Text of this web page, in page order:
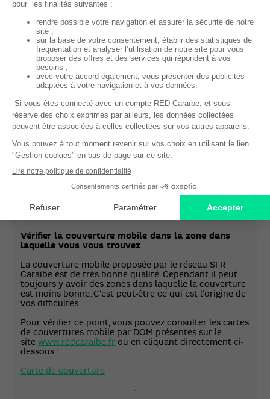
Ligne suspendu
Dans le cas ou votre prélèvement automatique aurait
été rejeté, il se peut que vous soyez limité en terme
d’accès à vos services mobile. Dans ce cas vous avez
du recevoir un SMS pour vous en informer.
Le cas échéant, rassurez-vous, vous pouvez régulariser
votre situation très rapidement 24h/24 et 7J/7, en
effectuant en paiement en ligne par carte bancaire
Directement depuis votre
Espace Client en ligne
Via l’application mobile RED Caraïbe Mon compte
rubrique Facture
Par téléphone en appelant le 333 depuis une ligne
RED Caraibe ou SFR Caraibe
BON A SAVOIR :une fois l’intégralité de l’impayé
réglé, les services mobiles sont réactivés dans les 4h
après la prise en compte du paiement.
Vérifier la couverture mobile dans la zone dans
laquelle vous vous trouvez
La couverture mobile proposée par le réseau SFR
Caraïbe est de très bonne qualité. Cependant il peut
toujours y avoir des zones dans laquelle la couverture
est moins bonne. C’est peut-être ce qui est l’origine de
vos difficultés.
Pour vérifier ce point, vous pouvez consulter les cartes
de couvertures mobile par DOM présentes sur le
sitewww.redcaraibe.fr ou en cliquant directement ci-
dessous :
Carte de couverture